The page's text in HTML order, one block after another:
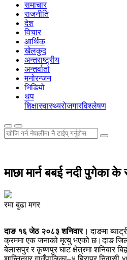
समाचार
राजनीति
देश
विचार
आर्थिक
खेलकुद
अन्तराष्ट्रीय
अन्तर्वार्ता
मनोरन्जन
भिडियो
थप
शिक्षास्वास्थ्यरोजगारविश्लेषण
माछा मार्न बबई नदी पुगेका
रमा बुढा मगर
दाङ १६ जेठ २०८३ शनिवार।दाङमा
क्रममा एक जनाको मृत्यु भएको छ।दाङ
बेलासपुर र कृष्णपुर घाट क्षेत्रमा शनिबार